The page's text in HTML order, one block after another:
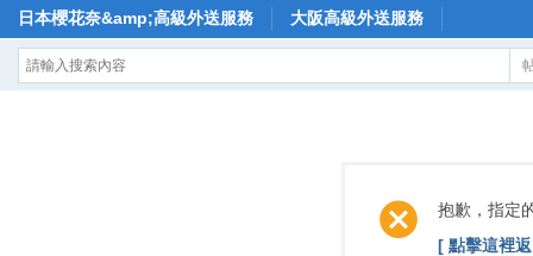
日本櫻花奈&amp;高級外送服務 大阪高級外送服務
抱歉，指定
[ 點擊這裡